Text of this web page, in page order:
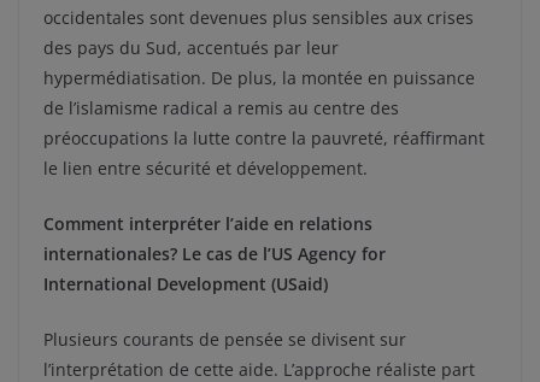
occidentales sont devenues plus sensibles aux crises
des pays du Sud, accentués par leur
hypermédiatisation. De plus, la montée en puissance
de l’islamisme radical a remis au centre des
préoccupations la lutte contre la pauvreté, réaffirmant
le lien entre sécurité et développement.
Comment interpréter l’aide en relations
internationales? Le cas de l’US Agency for
International Development (USaid)
Plusieurs courants de pensée se divisent sur
l’interprétation de cette aide. L’approche réaliste part